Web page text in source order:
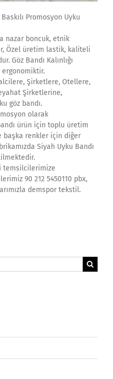
Promosyon Uyku
nazar boncuk, etnik
Özel üretim lastik, kaliteli
Göz Bandı Kalınlığı
ergonomiktir.
Şirketlere, Otellere,
Şirketlerine,
göz bandı.
olarak
ürün için toplu üretim
başka renkler için diğer
Siyah Uyku Bandı
temsilcilerimize
90 212 5450110 pbx,
demspor tekstil.